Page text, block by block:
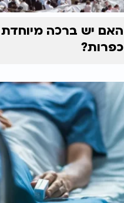
האם יש ברכה
כפרות?